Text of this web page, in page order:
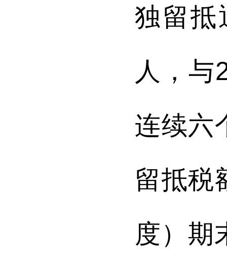
独留抵
人，与
连续六
留抵税
度）期